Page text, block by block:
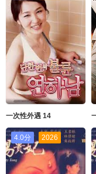
一次性外遇 14
4.0分 2026